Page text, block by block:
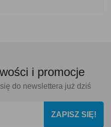
i promocje
do newslettera już dziś
ZAPISZ SIĘ!